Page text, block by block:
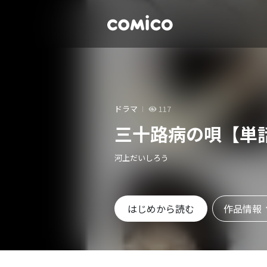
ドラマ 117
三十路病の唄【単
河上だいしろう
はじめから読む 作品情報